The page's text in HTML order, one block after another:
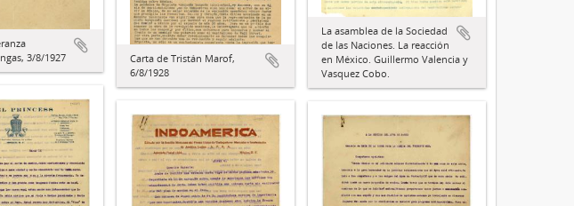
La asamblea de la Sociedad
de las Naciones. La reacción
en México. Guillermo Valencia y
Vasquez Cobo.
3/8/1927
Carta de Tristán Marof,
6/8/1928